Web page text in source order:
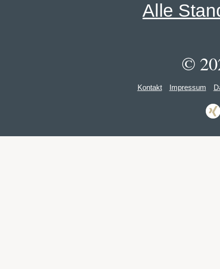
Alle
©
Kontakt Impressum